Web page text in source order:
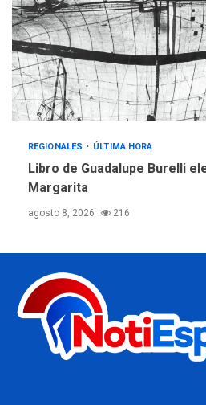
REGIONALES ÚLTIMA HORA
Libro de Guadalupe Burelli
Margarita
agosto 8, 2026 216